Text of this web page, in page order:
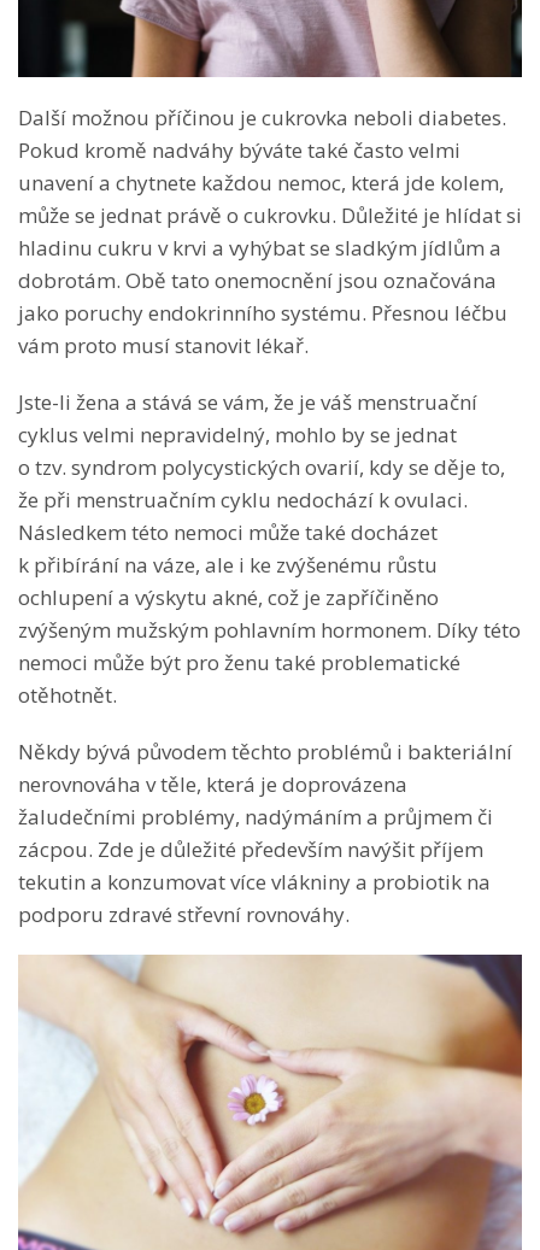
Další možnou příčinou je cukrovka neboli diabetes.
Pokud kromě nadváhy býváte také často velmi
unavení a chytnete každou nemoc, která jde kolem,
může se jednat právě o cukrovku. Důležité je hlídat si
hladinu cukru v krvi a vyhýbat se sladkým jídlům a
dobrotám. Obě tato onemocnění jsou označována
jako poruchy endokrinního systému. Přesnou léčbu
vám proto musí stanovit lékař.
Jste-li žena a stává se vám, že je váš menstruační
cyklus velmi nepravidelný, mohlo by se jednat
o tzv. syndrom polycystických ovarií, kdy se děje to,
že při menstruačním cyklu nedochází k ovulaci.
Následkem této nemoci může také docházet
k přibírání na váze, ale i ke zvýšenému růstu
ochlupení a výskytu akné, což je zapříčiněno
zvýšeným mužským pohlavním hormonem. Díky této
nemoci může být pro ženu také problematické
otěhotnět.
Někdy bývá původem těchto problémů i bakteriální
nerovnováha v těle, která je doprovázena
žaludečními problémy, nadýmáním a průjmem či
zácpou. Zde je důležité především navýšit příjem
tekutin a konzumovat více vlákniny a probiotik na
podporu zdravé střevní rovnováhy.